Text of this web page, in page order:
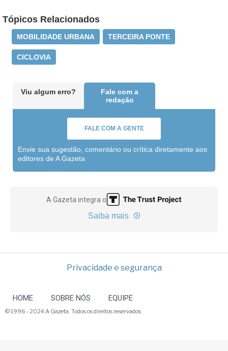
Tópicos Relacionados
MOBILIDADE URBANA TERCEIRA PONTE
CICLOVIA
Viu algum erro?
Fale com a
redação
FALE COM A GENTE
Envie sua sugestão, comentário ou crítica diretamente aos
editores de A Gazeta
A Gazeta integra o
Saiba mais
Privacidade e segurança
HOME SOBRE NÓS EQUIPE
© 1996 - 2024 A Gazeta. Todos os direitos reservados